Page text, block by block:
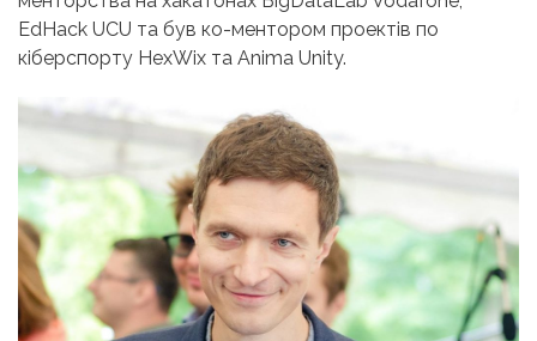
EdHack UCU та був ко-ментором проектів по
кіберспорту HexWix та Anima Unity.